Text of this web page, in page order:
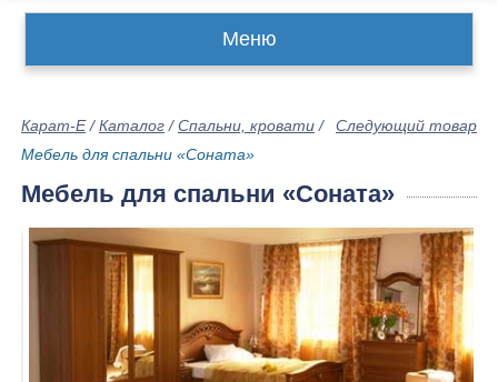
Меню
Следующий товар
Карат-Е/Каталог /Спальни, кровати /
Мебель для спальни «Соната»
Мебель для спальни «Соната»